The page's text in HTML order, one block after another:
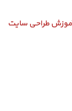
طراحی سایت